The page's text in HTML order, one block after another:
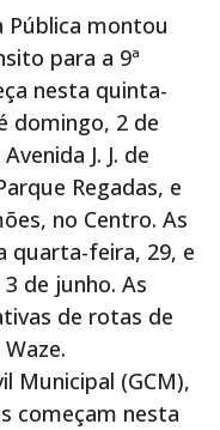
Pública montou
para a 9ª
nesta quinta-
domingo, 2 de
J. J. de
Regadas, e
no Centro. As
quarta-feira, 29, e
de junho. As
de rotas de
Municipal (GCM),
começam nesta